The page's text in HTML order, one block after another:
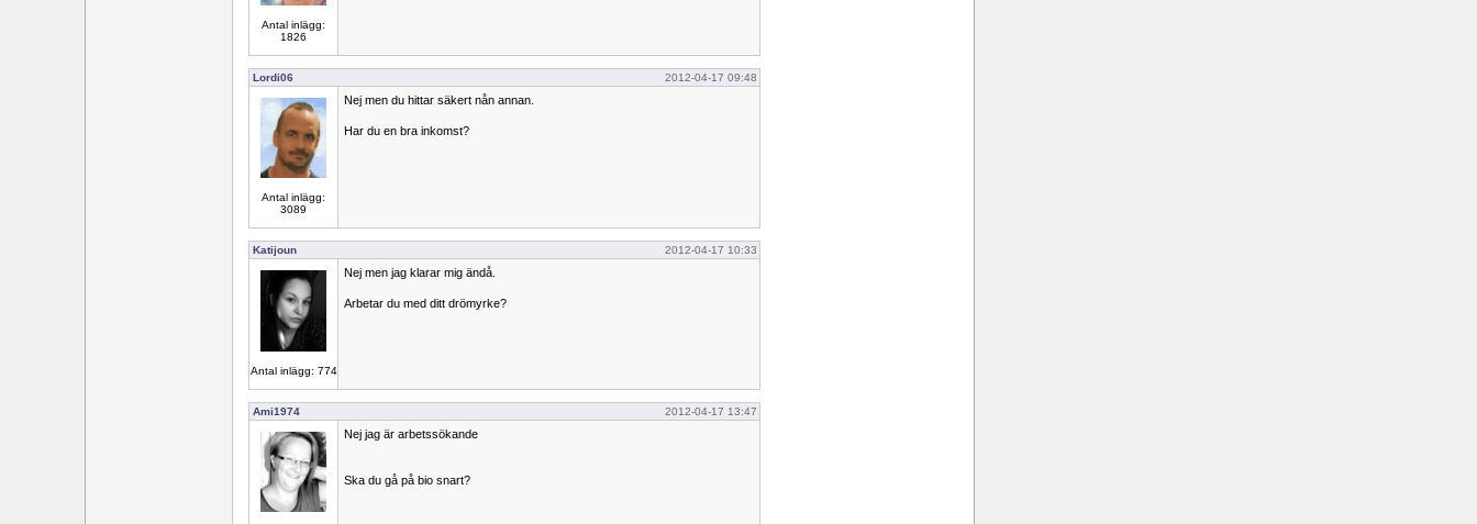
Antal inlägg:
1826
Lordi06 2012-04-17 09:48
Antal inlägg:
3089
Nej men du hittar säkert nån annan.
Har du en bra inkomst?
Katijoun 2012-04-17 10:33
Antal inlägg: 774
Nej men jag klarar mig ändå.
Arbetar du med ditt drömyrke?
Ami1974 2012-04-17 13:47
Nej jag är arbetssökande
Ska du gå på bio snart?